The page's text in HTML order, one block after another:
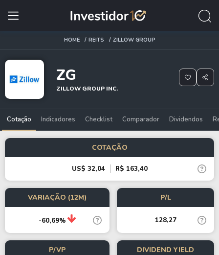
HOME REITS ZILLOW GROUP
ZG
ZILLOW GROUP INC.
Cotação Indicadores Checklist Comparador Dividendos
COTAÇÃO
US$ 32,04 R$ 163,40
VARIAÇÃO (12M)
-60,69%
P/L
128,27
P/VP DIVIDEND YIELD